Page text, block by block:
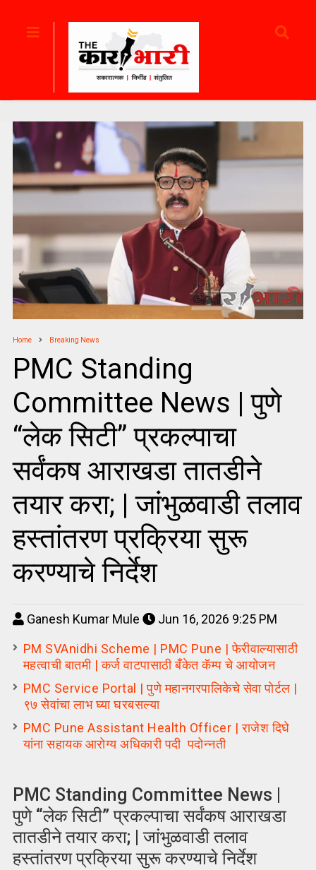
Home Breaking News
PMC Standing
Committee News | पुणे
“लेक सिटी” प्रकल्पाचा
सर्वंकष आराखडा तातडीने
तयार करा; | जांभुळवाडी तलाव
हस्तांतरण प्रक्रिया सुरू
करण्याचे निर्देश
Ganesh Kumar Mule
Jun 16, 2026 9:25 PM
PM SVAnidhi Scheme | PMC Pune | फेरीवाल्यासाठी
महत्वाची बातमी | कर्ज वाटपासाठी बँकेत कॅम्प चे आयोजन
PMC Service Portal | पुणे महानगरपालिकेचे सेवा पोर्टल |
९७ सेवांचा लाभ घ्या घरबसल्या
PMC Pune Assistant Health Officer | राजेश दिघे
यांना सहायक आरोग्य अधिकारी पदी पदोन्नती
PMC Standing Committee News |
पुणे “लेक सिटी” प्रकल्पाचा सर्वंकष आराखडा
तातडीने तयार करा; | जांभुळवाडी तलाव
हस्तांतरण प्रक्रिया सुरू करण्याचे निर्देश